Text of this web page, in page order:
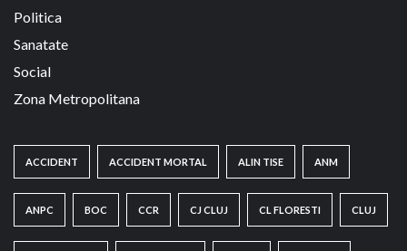
Politica
Sanatate
Social
Zona Metropolitana
ACCIDENT ACCIDENT MORTAL ALIN TISE ANM
ANPC BOC CCR CJ CLUJ CL FLORESTI CLUJ